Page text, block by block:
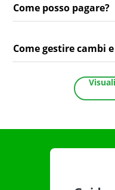
Come posso pagare?
Come gestire cambi